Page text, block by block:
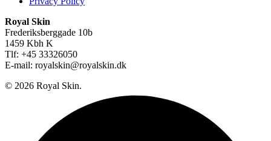
Royal Skin
Frederiksberggade 10b
1459 Kbh K
Tlf: +45 33326050
E-mail: royalskin@royalskin.dk
© 2026 Royal Skin.